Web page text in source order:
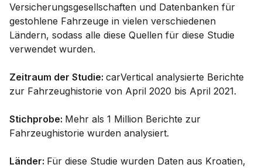
Versicherungsgesellschaften und Datenbanken für
gestohlene Fahrzeuge in vielen verschiedenen
Ländern, sodass alle diese Quellen für diese Studie
verwendet wurden.
Zeitraum der Studie: carVertical analysierte Berichte
zur Fahrzeughistorie von April 2020 bis April 2021.
Stichprobe: Mehr als 1 Million Berichte zur
Fahrzeughistorie wurden analysiert.
Länder: Für diese Studie wurden Daten aus Kroatien,